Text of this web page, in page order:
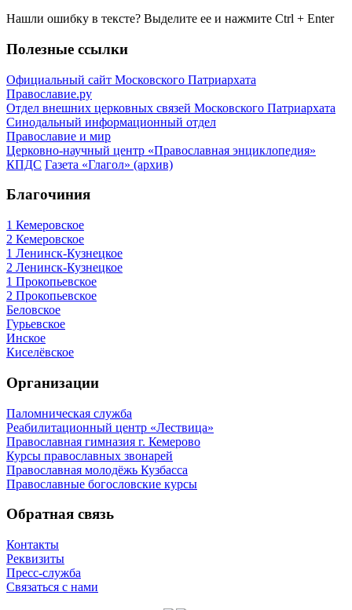
Нашли ошибку в тексте? Выделите ее и нажмите Ctrl + Enter
Полезные ссылки
Официальный сайт Московского Патриархата
Православие.ру
Отдел внешних церковных связей Московского Патриархата
Синодальный информационный отдел
Православие и мир
Церковно-научный центр «Православная энциклопедия»
КПДС Газета «Глагол» (архив)
Благочиния
1 Кемеровское
2 Кемеровское
1 Ленинск-Кузнецкое
2 Ленинск-Кузнецкое
1 Прокопьевское
2 Прокопьевское
Беловское
Гурьевское
Инское
Киселёвское
Организации
Паломническая служба
Реабилитационный центр «Лествица»
Православная гимназия г. Кемерово
Курсы православных звонарей
Православная молодёжь Кузбасса
Православные богословские курсы
Обратная связь
Контакты
Реквизиты
Пресс-служба
Связаться с нами